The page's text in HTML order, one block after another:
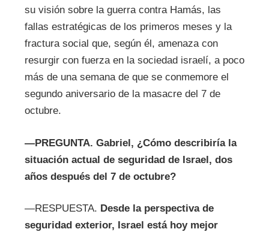
su visión sobre la guerra contra Hamás, las
fallas estratégicas de los primeros meses y la
fractura social que, según él, amenaza con
resurgir con fuerza en la sociedad israelí, a poco
más de una semana de que se conmemore el
segundo aniversario de la masacre del 7 de
octubre.
—PREGUNTA. Gabriel, ¿Cómo describiría la
situación actual de seguridad de Israel, dos
años después del 7 de octubre?
—RESPUESTA. Desde la perspectiva de
seguridad exterior, Israel está hoy mejor